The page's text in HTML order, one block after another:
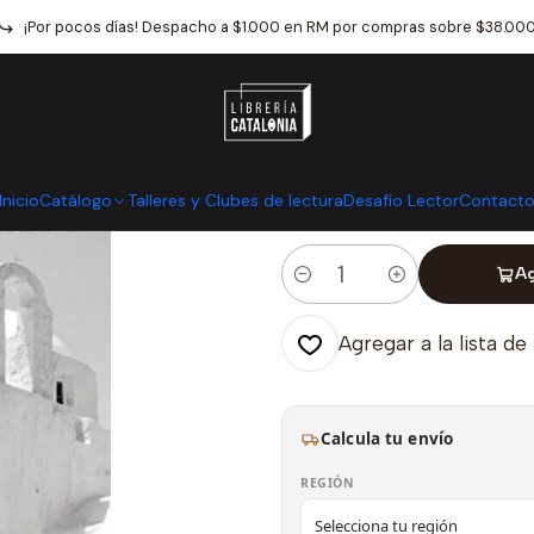
InicioCatálogo Talleres y Clubes de lecturaDesafío LectorContacto
¡Por pocos días! Despacho a $1.000 en RM por compras sobre $38.000
Catálogo Narrativa Literatura Latinoamericana
|
Metempsicosis
Mostrar stock de
Cantidad
Agregar a la lista
Calcula tu envío
REGIÓN